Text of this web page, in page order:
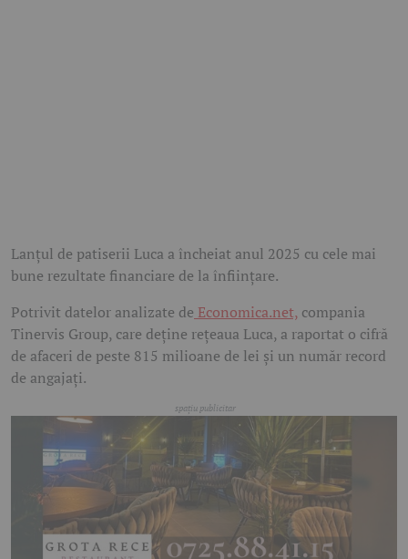
Lanțul de patiserii Luca a încheiat anul 2025 cu cele mai
bune rezultate financiare de la înființare.
Potrivit datelor analizate de Economica.net, compania
Tinervis Group, care deține rețeaua Luca, a raportat o cifră
de afaceri de peste 815 milioane de lei și un număr record
de angajați.